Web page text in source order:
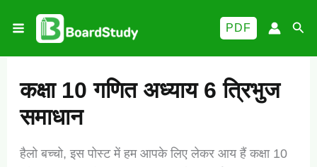
PDF
कक्षा 10 गणित अध्याय 6 त्रिभुज
समाधान
हैलो बच्चो, इस पोस्ट में हम आपके लिए लेकर आय हैं कक्षा 10